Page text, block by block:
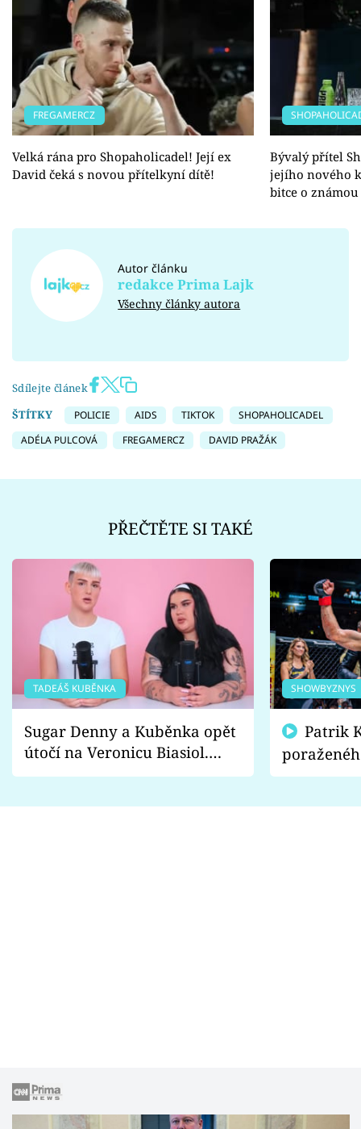
FREGAMERCZ
Velká rána pro Shopaholicadel! Její ex
David čeká s novou přítelkyní dítě!
Bývalý přítel
jejího nového
bitce o
Autor článku
redakce Prima Lajk
Všechny články autora
Sdílejte článek
ŠTÍTKY
POLICIE AIDS TIKTOK
SHOPAHOLICADEL
ADÉLA PULCOVÁ
FREGAMERCZ DAVID PRAŽÁK
PŘEČTĚTE SI TAKÉ
TADEÁŠ KUBĚNKA
Sugar Denny a Kuběnka opět
útočí na Veronicu Biasiol.
Proč je podle nich falešná a
SHOWBYZNYS
fanoušci